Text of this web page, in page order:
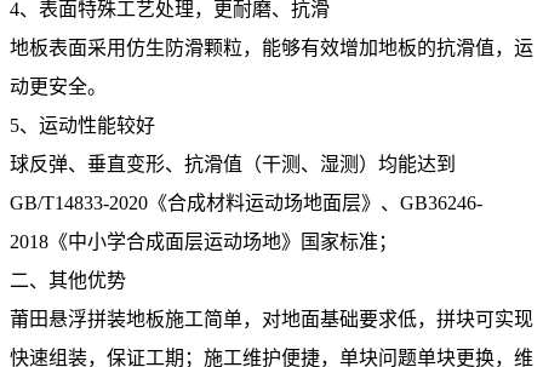
4、表面特殊工艺处理，更耐磨、抗滑
地板表面采用仿生防滑颗粒，能够有效增加地板的抗滑值，运
动更安全。
5、运动性能较好
球反弹、垂直变形、抗滑值（干测、湿测）均能达到
GB/T14833-2020《合成材料运动场地面层》、GB36246-
2018《中小学合成面层运动场地》国家标准；
二、其他优势
莆田悬浮拼装地板施工简单，对地面基础要求低，拼块可实现
快速组装，保证工期；施工维护便捷，单块问题单块更换，维